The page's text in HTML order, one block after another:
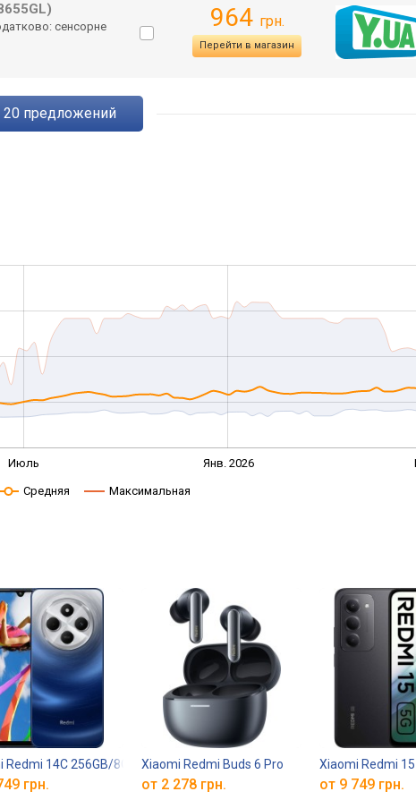
сенсорне
964 грн.
Перейти в магазин
20предложений
Июль Янв. 2026
Средняя Максимальная
Redmi 14C 256GB/8GB
грн.
Xiaomi Redmi Buds 6 Pro
от 2 278 грн.
Xiaomi Redmi 15
от 9 749 грн.